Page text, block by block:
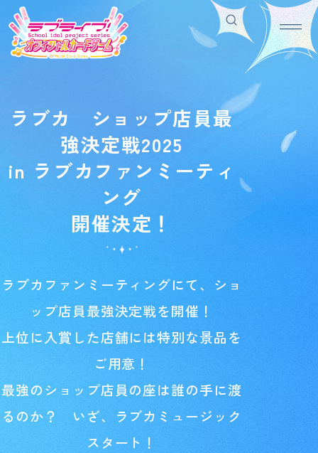
ホーム
For Beginners
はじめての方へ
Rule/Q&A
ルール/Q&A
News
ニュース
Schedule
スケジュール
Products
商品情報
Shop
お店を探す
Card List Deck Recipe
ラブカ ショップ店員最
強決定戦2025
in ラブカファンミーティ
ング
開催決定！
ラブカファンミーティングにて、ショ
ップ店員最強決定戦を開催！
上位に入賞した店舗には特別な景品を
ご用意！
最強のショップ店員の座は誰の手に渡
るのか？ いざ、ラブカミュージック
スタート！